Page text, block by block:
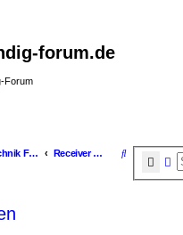
forum.de
Forum
Technik Foren Receiver Kompaktanlagen
S